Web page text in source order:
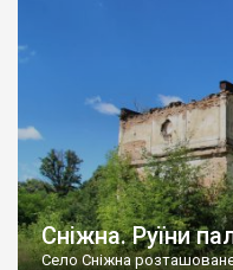
Наддністрянське
сіл. У селі є мурована
Сніжна. Руїни
Село Сніжна розташоване